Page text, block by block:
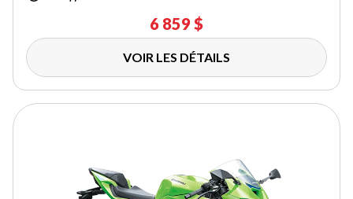
6 859 $
VOIR LES DÉTAILS